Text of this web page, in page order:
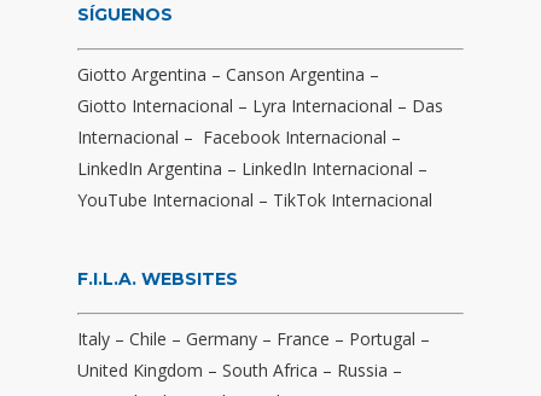
SÍGUENOS
Giotto Argentina – Canson Argentina –
Giotto Internacional – Lyra Internacional – Das
Internacional – Facebook Internacional –
LinkedIn Argentina – LinkedIn Internacional –
YouTube Internacional – TikTok Internacional
F.I.L.A. WEBSITES
Italy – Chile – Germany – France – Portugal –
United Kingdom – South Africa – Russia –